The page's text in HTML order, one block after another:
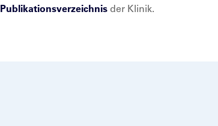
Publikationsverzeichnis der Klinik.